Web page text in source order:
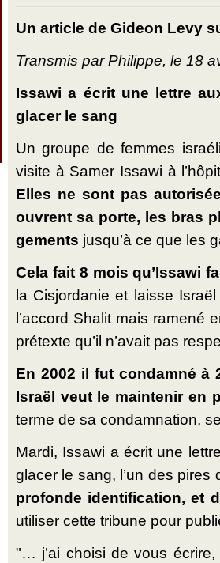
Un article de Gideon Levy
Transmis par Philippe, le 18
Issawi a écrit une lettre
glacer le sang
Un groupe de femmes
visite à Samer Issawi à
Elles ne sont pas
ouvrent sa porte, les bras
ge­ments jusqu’à ce que les
Cela fait 8 mois qu’Issawi
la Cis­jor­danie et laisse
l’accord Shalit mais ramené
pré­texte qu’il n’avait pas
En 2002 il fut condamné à
Israël veut le main­tenir en
terme de sa condam­nation,
Mardi, Issawi a écrit une
glacer le sang, l’un des pires
pro­fonde iden­ti­fi­cation, et
uti­liser cette tribune pour
"… j’ai choisi de vous